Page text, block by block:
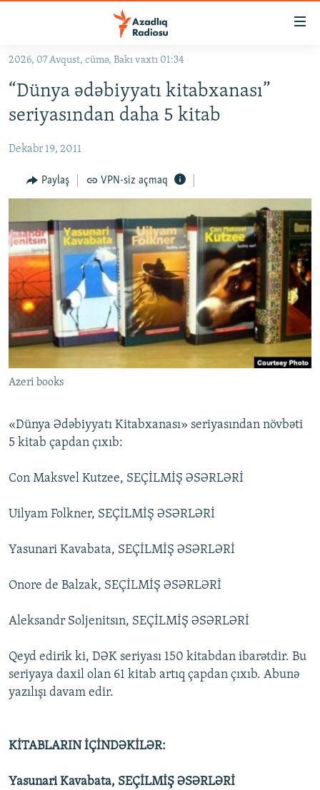
Əsas
qayıt
Əsas
naviqasiyaya
qayıt
#İZAHLA
KORRUPSIOMETR
#ƏSLINDƏ
FƏRQƏ BAX
ARAŞDIRMA
MULTIMEDIA
VIDEO
FOTOQALEREYA
İNFOQRAFIKA
RADIO ARXIV
OXU ZALI
AZƏRBAYCAN ƏDƏBIYYATI KITABXANASI
İSLAM VƏ DEMOKRATIYA
İZ - MƏDƏNIYYƏT PROQRAMI
HAQQIMIZDA
MISSIYAMIZ
PEŞƏ ETIKASI VƏ JURNALISTIKA STANDARTLARIMIZ
MATERIALLARIMIZDAN ISTIFADƏ
BIZIMLƏ ƏLAQƏ
BIZI IZLƏ
2026, 07 Avqust, cümə, Bakı vaxtı 01:34
“Dünya ədəbiyyatı kitabxanası”
seriyasından daha 5 kitab
Dekabr 19, 2011
Paylaş VPN-siz açmaq
Azeri books
«Dünya Ədəbiyyatı Kitabxanası» seriyasından növbəti
5 kitab çapdan çıxıb:
Con Maksvel Kutzee, SEÇİLMİŞ ƏSƏRLƏRİ
Uilyam Folkner, SEÇİLMİŞ ƏSƏRLƏRİ
Yasunari Kavabata, SEÇİLMİŞ ƏSƏRLƏRİ
Onore de Balzak, SEÇİLMİŞ ƏSƏRLƏRİ
Aleksandr Soljenitsın, SEÇİLMİŞ ƏSƏRLƏRİ
Qeyd edirik ki, DƏK seriyası 150 kitabdan ibarətdir. Bu
seriyaya daxil olan 61 kitab artıq çapdan çıxıb. Abunə
yazılışı davam edir.
KİTABLARIN İÇİNDƏKİLƏR:
Yasunari Kavabata, SEÇİLMİŞ ƏSƏRLƏRİ